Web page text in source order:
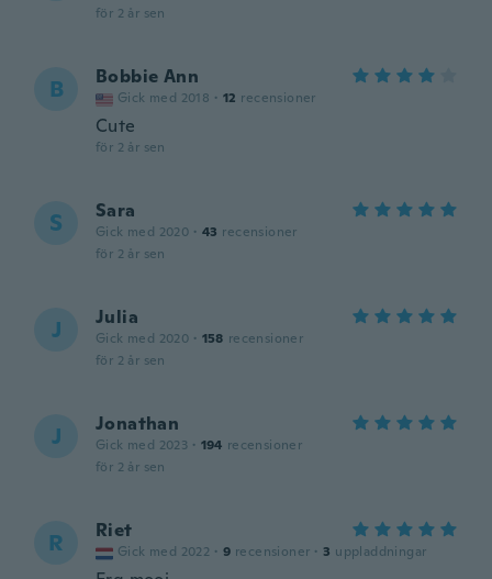
för 2 år sen
B Bobbie Ann
Gick med 2018 · 12 recensioner
Cute
för 2 år sen
S Sara
Gick med 2020 · 43 recensioner
för 2 år sen
J Julia
Gick med 2020 · 158 recensioner
för 2 år sen
J Jonathan
Gick med 2023 · 194 recensioner
för 2 år sen
R Riet
Gick med 2022 · 9 recensioner · 3 uppladdningar